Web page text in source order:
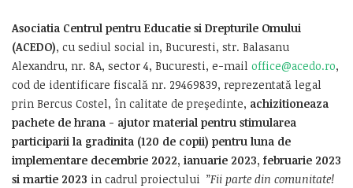
Asociatia Centrul pentru Educatie si Drepturile Omului
(ACEDO), cu sediul social in, Bucuresti, str. Balasanu
Alexandru, nr. 8A, sector 4, Bucuresti, e-mail office@acedo.ro,
cod de identificare fiscală nr. 29469839, reprezentată legal
prin Bercus Costel, în calitate de preşedinte, achizitioneaza
pachete de hrana - ajutor material pentru stimularea
participarii la gradinita (120 de copii) pentru luna de
implementare decembrie 2022, ianuarie 2023, februarie 2023
si martie 2023 in cadrul proiectului ”Fii parte din comunitate!